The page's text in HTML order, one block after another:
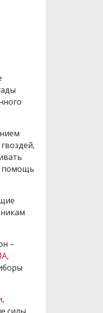
помощь
–
,
,